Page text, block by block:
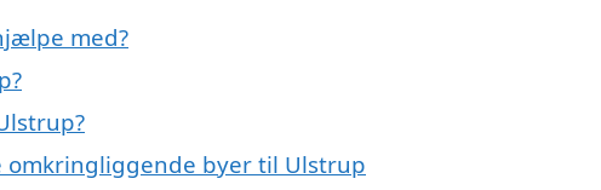
med?
omkringliggende byer til Ulstrup